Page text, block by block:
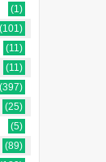
(1)
(101)
(11)
(11)
(397)
(25)
(5)
(89)